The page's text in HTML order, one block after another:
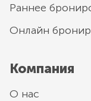
Раннее
Онлайн
Компания
О нас